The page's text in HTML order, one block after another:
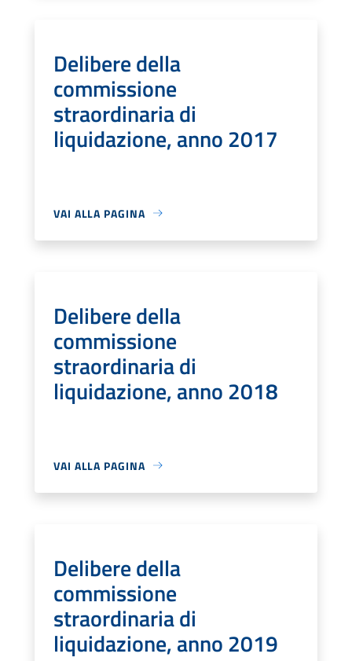
Delibere della
commissione
straordinaria di
liquidazione, anno 2017
VAI ALLA PAGINA
Delibere della
commissione
straordinaria di
liquidazione, anno 2018
VAI ALLA PAGINA
Delibere della
commissione
straordinaria di
liquidazione, anno 2019